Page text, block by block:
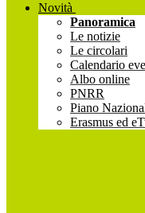
Novità
Panoramica
Le notizie
Le circolari
Calendario
Albo online
PNRR
Piano
Erasmus ed